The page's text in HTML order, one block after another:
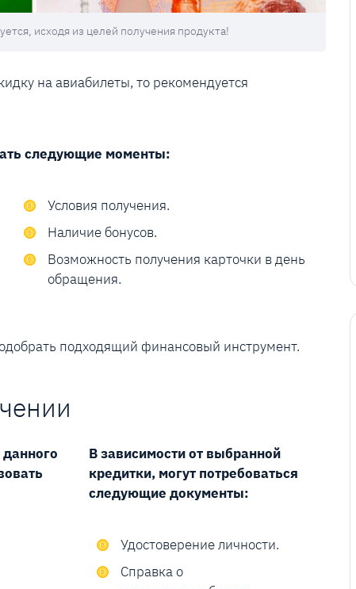
исходя из целей получения продукта!
на авиабилеты, то рекомендуется
следующие моменты:
Условия получения.
Наличие бонусов.
Возможность получения карточки в день
обращения.
подходящий финансовый инструмент.
В зависимости от выбранной
кредитки, могут потребоваться
следующие документы:
Удостоверение личности.
Справка о